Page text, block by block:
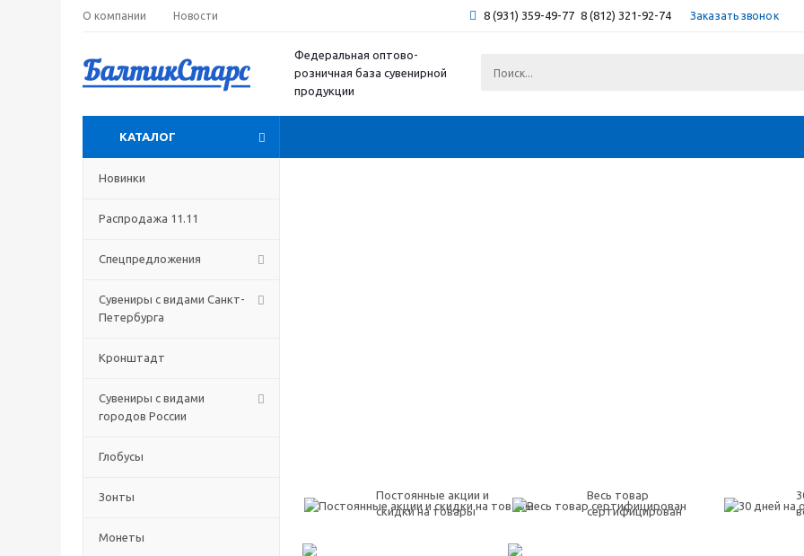
О компании Новости 8 (931) 359-49-77 8 (812) 321-92-74 Заказать звонок
Федеральная оптово-
розничная база сувенирной
продукции
КАТАЛОГ
Новинки
Распродажа 11.11
Спецпредложения
Сувениры с видами Санкт-
Петербурга
Кронштадт
Сувениры с видами
городов России
Глобусы
Зонты
Монеты
Постоянные акции и
скидки на товары
Весь товар
сертифицирован